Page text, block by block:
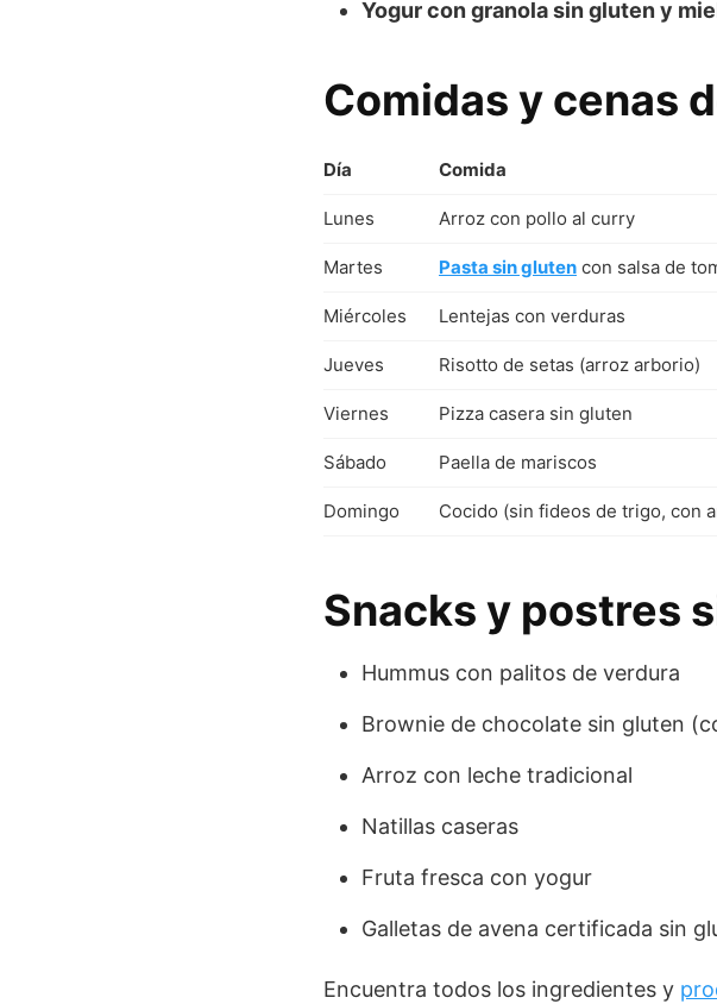
Yogur con granola sin gluten y
Comidas y cenas
Día Comida
Lunes Arroz con pollo al curry
Martes Pasta sin gluten con salsa de
Miércoles Lentejas con verduras
Jueves Risotto de setas (arroz arborio)
Viernes Pizza casera sin gluten
Sábado Paella de mariscos
Domingo Cocido (sin fideos de trigo, con
Snacks y postres
Hummus con palitos de verdura
Brownie de chocolate sin gluten
Arroz con leche tradicional
Natillas caseras
Fruta fresca con yogur
Galletas de avena certificada sin
Encuentra todos los ingredientes y